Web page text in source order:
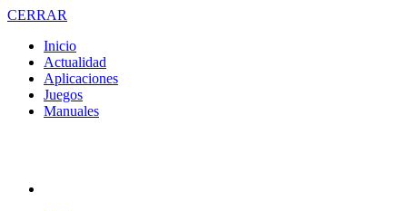
CERRAR
Inicio
Actualidad
Aplicaciones
Juegos
Manuales